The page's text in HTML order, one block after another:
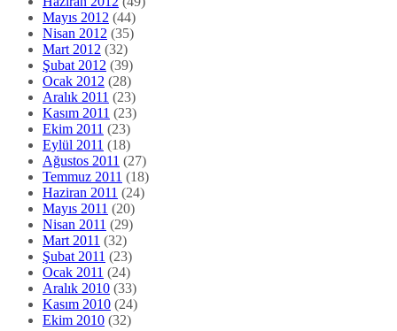
Mayıs 2012 (44)
Nisan 2012 (35)
Mart 2012 (32)
Şubat 2012 (39)
Ocak 2012 (28)
Aralık 2011 (23)
Kasım 2011 (23)
Ekim 2011 (23)
Eylül 2011 (18)
Ağustos 2011 (27)
Temmuz 2011 (18)
Haziran 2011 (24)
Mayıs 2011 (20)
Nisan 2011 (29)
Mart 2011 (32)
Şubat 2011 (23)
Ocak 2011 (24)
Aralık 2010 (33)
Kasım 2010 (24)
Ekim 2010 (32)